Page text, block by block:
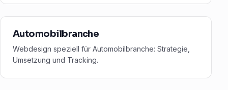
Automobilbranche
Webdesign speziell für Automobilbranche: Strategie,
Umsetzung und Tracking.